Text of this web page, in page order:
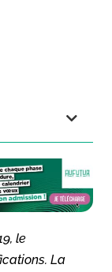
le
La